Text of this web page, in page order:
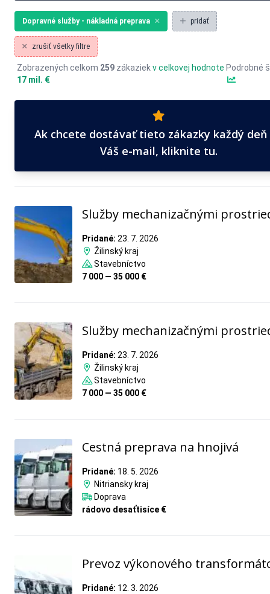
Dopravné služby - nákladná preprava pridať
zrušiť všetky filtre
Zobrazených celkom 259 zákaziekv celkovej hodnote
17 mil. €
Podrobné
Ak chcete dostávať tieto zákazky každý deň
Váš e-mail, kliknite tu.
Služby mechanizačnými
Pridané: 23. 7. 2026
Žilinský kraj
Stavebníctvo
7 000 — 35 000 €
Služby mechanizačnými
Pridané: 23. 7. 2026
Žilinský kraj
Stavebníctvo
7 000 — 35 000 €
Cestná preprava na hnojivá
Pridané: 18. 5. 2026
Nitriansky kraj
Doprava
rádovo desaťtisíce €
Prevoz výkonového
Pridané: 12. 3. 2026